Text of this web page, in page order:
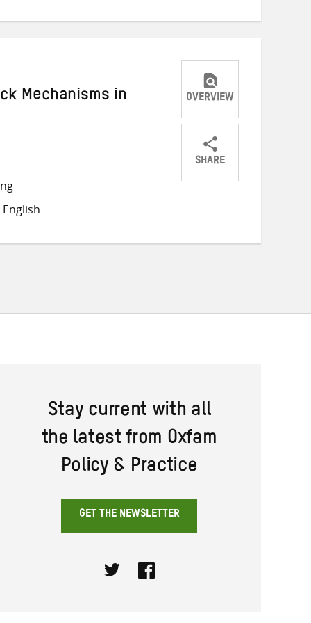
Mechanisms in OVERVIEW
SHARE
ShareShareShare
Stay current with all
the latest from Oxfam
Policy & Practice
GET THE NEWSLETTER